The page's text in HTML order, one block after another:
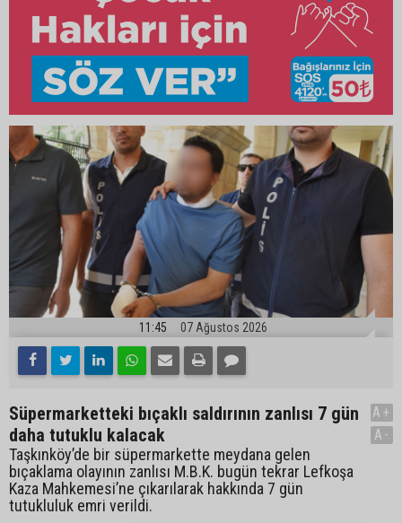
11:45 07 Ağustos 2026
Süpermarketteki bıçaklı saldırının zanlısı 7 gün
daha tutuklu kalacak
Taşkınköy’de bir süpermarkette meydana gelen
bıçaklama olayının zanlısı M.B.K. bugün tekrar Lefkoşa
Kaza Mahkemesi’ne çıkarılarak hakkında 7 gün
tutukluluk emri verildi.
A+
A-